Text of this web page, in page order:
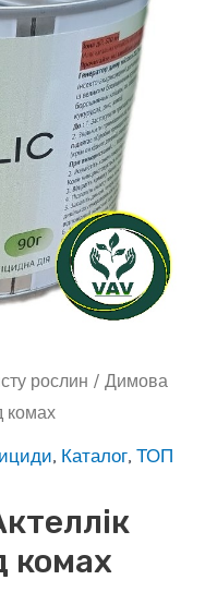
рослин / Димова
комах
, Каталог, ТОП
комах